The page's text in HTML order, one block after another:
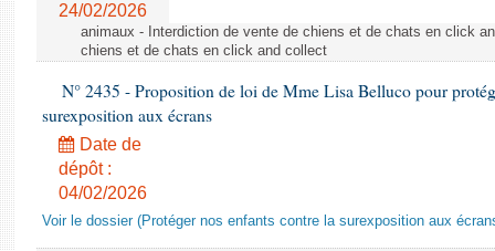
24/02/2026
animaux - Interdiction de vente de chiens et de chats en click
chiens et de chats en click and collect
N° 2435 - Proposition de loi de Mme Lisa Belluco pour
surexposition aux écrans
Date de
dépôt :
04/02/2026
Voir le dossier (Protéger nos enfants contre la surexposition aux